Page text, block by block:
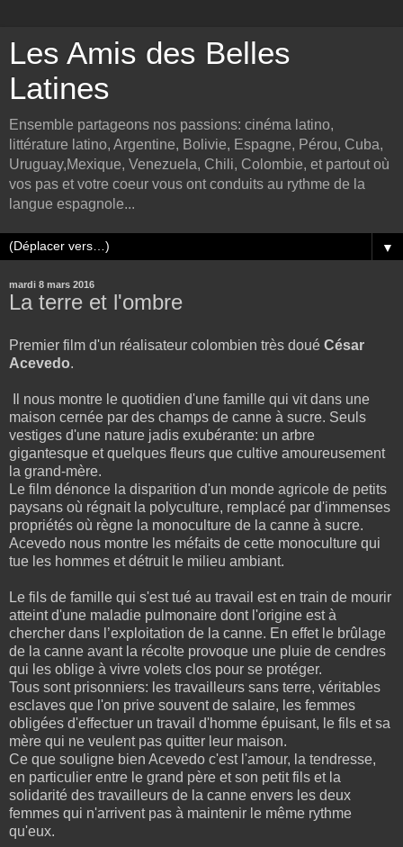
Les Amis des Belles
Latines
Ensemble partageons nos passions: cinéma latino,
littérature latino, Argentine, Bolivie, Espagne, Pérou, Cuba,
Uruguay,Mexique, Venezuela, Chili, Colombie, et partout où
vos pas et votre coeur vous ont conduits au rythme de la
langue espagnole...
▼
mardi 8 mars 2016
La terre et l'ombre
Premier film d'un réalisateur colombien très doué César
Acevedo.
Il nous montre le quotidien d'une famille qui vit dans une
maison cernée par des champs de canne à sucre. Seuls
vestiges d'une nature jadis exubérante: un arbre
gigantesque et quelques fleurs que cultive amoureusement
la grand-mère.
Le film dénonce la disparition d'un monde agricole de petits
paysans où régnait la polyculture, remplacé par d'immenses
propriétés où règne la monoculture de la canne à sucre.
Acevedo nous montre les méfaits de cette monoculture qui
tue les hommes et détruit le milieu ambiant.
Le fils de famille qui s'est tué au travail est en train de mourir
atteint d'une maladie pulmonaire dont l'origine est à
chercher dans l’exploitation de la canne. En effet le brûlage
de la canne avant la récolte provoque une pluie de cendres
qui les oblige à vivre volets clos pour se protéger.
Tous sont prisonniers: les travailleurs sans terre, véritables
esclaves que l'on prive souvent de salaire, les femmes
obligées d'effectuer un travail d'homme épuisant, le fils et sa
mère qui ne veulent pas quitter leur maison.
Ce que souligne bien Acevedo c'est l'amour, la tendresse,
en particulier entre le grand père et son petit fils et la
solidarité des travailleurs de la canne envers les deux
femmes qui n'arrivent pas à maintenir le même rythme
qu'eux.